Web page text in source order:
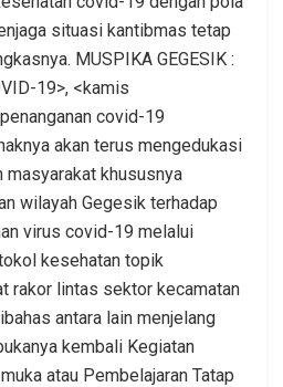
situasi kantibmas tetap
MUSPIKA GEGESIK :
19>, <kamis
covid-19
akan terus mengedukasi
khususnya
wilayah Gegesik terhadap
virus covid-19 melalui
kesehatan topik
rakor lintas sektor kecamatan
antara lain menjelang
kembali Kegiatan
atau Pembelajaran Tatap